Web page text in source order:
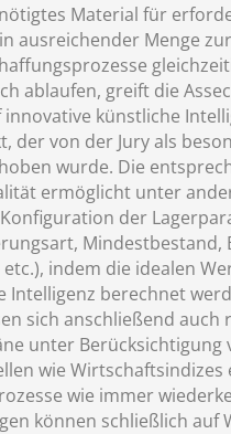
Material für
ausreichender Menge
ablaufen, greift die
innovative künstliche
der von der Jury als
wurde. Die
ermöglicht unter
der
Mindestbestand,
indem die idealen
Intelligenz berechnet
sich anschließend auch
unter Berücksichtigung
wie Wirtschaftsindizes
wie immer
können schließlich auf